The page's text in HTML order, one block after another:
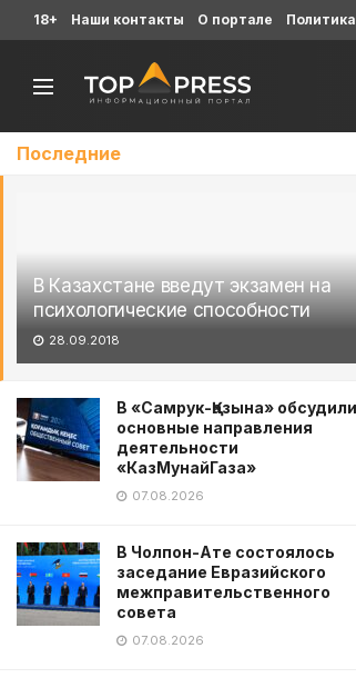
Последние
В Казахстане введут экзамен на
психологические способности
28.09.2018
В «Самрук-Қазына» обсудили
основные направления
деятельности
«КазМунайГаза»
07.08.2026
В Чолпон-Ате состоялось
заседание Евразийского
межправительственного
совета
07.08.2026
18+ Наши контакты О портале